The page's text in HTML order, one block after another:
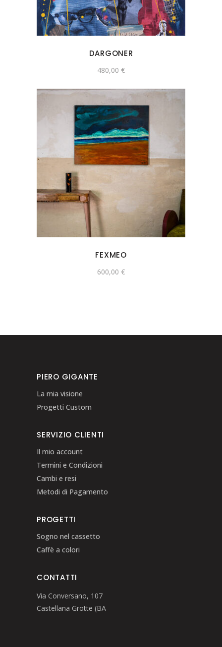
DARGONER
480,00 €
FEXMEO
600,00 €
PIERO GIGANTE
La mia visione
Progetti Custom
SERVIZIO CLIENTI
Il mio account
Termini e Condizioni
Cambi e resi
Metodi di Pagamento
PROGETTI
Sogno nel cassetto
Caffè a colori
CONTATTI
Via Conversano, 107
Castellana Grotte (BA